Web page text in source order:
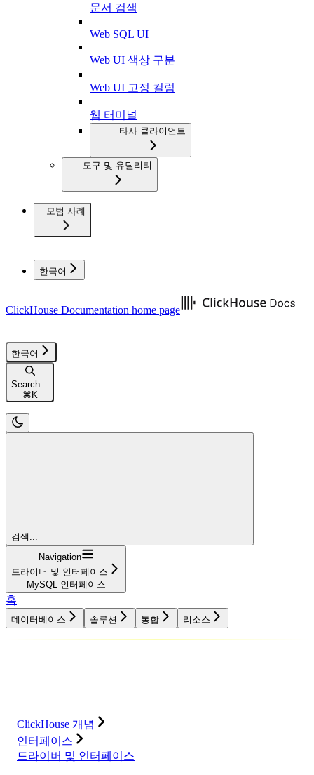
문서 검색
Web SQL UI
Web UI 색상 구분
Web UI 고정 컬럼
웹 터미널
타사 클라이언트
도구 및 유틸리티
모범 사례
한국어
ClickHouse Documentation home page
한국어
Search...
⌘ K
검색...
Navigation
드라이버 및 인터페이스
MySQL 인터페이스
홈
데이터베이스 솔루션 통합 리소스
ClickHouse 개념
인터페이스
드라이버 및 인터페이스